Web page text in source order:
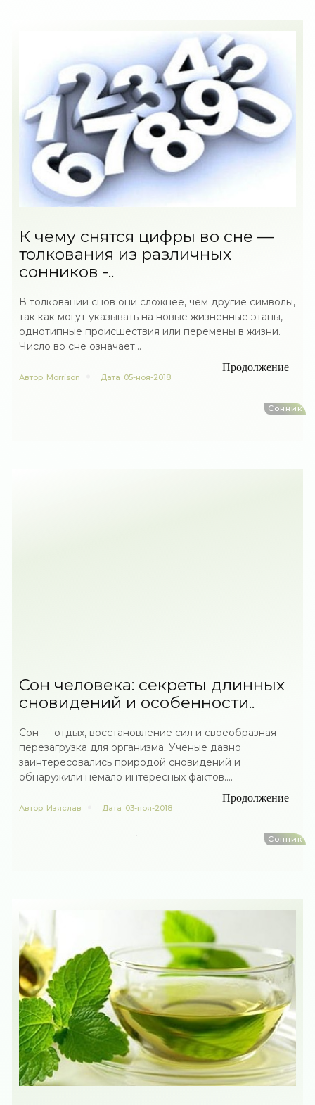
К чему снятся цифры во сне —
толкования из различных
сонников -..
В толковании снов они сложнее, чем другие символы,
так как могут указывать на новые жизненные этапы,
однотипные происшествия или перемены в жизни.
Число во сне означает...
Продолжение
Автор Morrison Дата 05-ноя-2018
Сонник
Сон человека: секреты длинных
сновидений и особенности..
Сон — отдых, восстановление сил и своеобразная
перезагрузка для организма. Ученые давно
заинтересовались природой сновидений и
обнаружили немало интересных фактов....
Продолжение
Автор Изяслав Дата 03-ноя-2018
Сонник